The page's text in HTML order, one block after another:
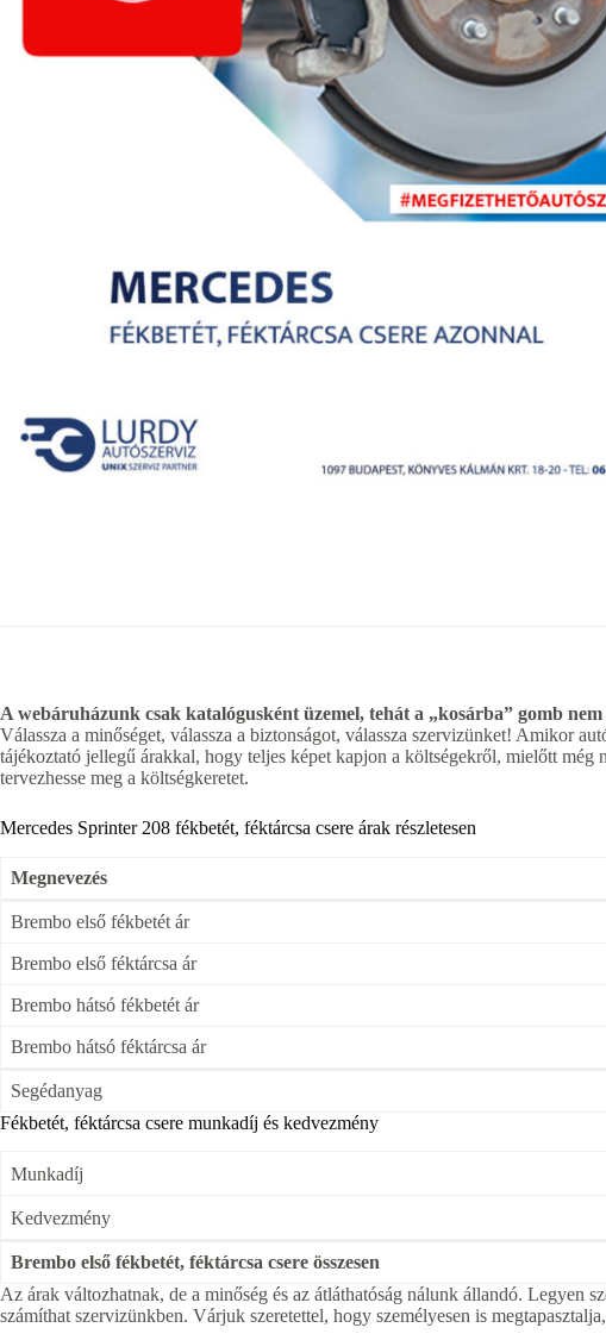
A webáruházunk csak katalógusként üzemel, tehát a „kosárba” gomb
Válassza a minőséget, válassza a biztonságot, válassza szervizünket! Amikor
tájékoztató jellegű árakkal, hogy teljes képet kapjon a költségekről, mielőtt még
tervezhesse meg a költségkeretet.
Mercedes Sprinter 208 fékbetét, féktárcsa csere árak részletesen
Megnevezés
Brembo első fékbetét ár
Brembo első féktárcsa ár
Brembo hátsó fékbetét ár
Brembo hátsó féktárcsa ár
Segédanyag
Fékbetét, féktárcsa csere munkadíj és kedvezmény
Munkadíj
Kedvezmény
Brembo első fékbetét, féktárcsa csere összesen
Az árak változhatnak, de a minőség és az átláthatóság nálunk állandó. Legyen
számíthat szervizünkben. Várjuk szeretettel, hogy személyesen is